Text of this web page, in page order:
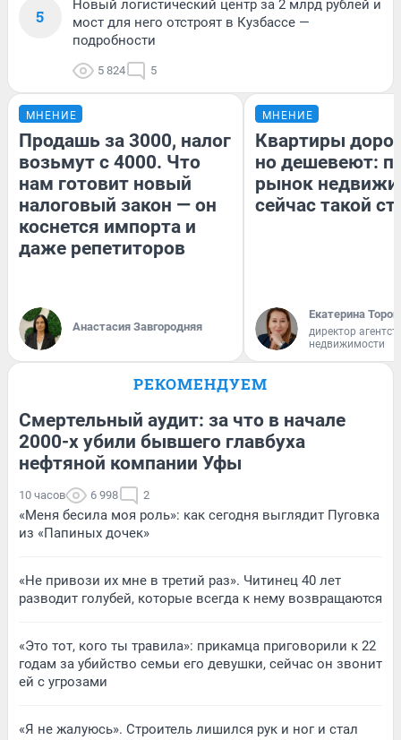
5
Новый логистический центр за 2 млрд рублей и
мост для него отстроят в Кузбассе —
подробности
5 824 5
МНЕНИЕ
Продашь за 3000, налог
возьмут с 4000. Что
нам готовит новый
налоговый закон — он
коснется импорта и
даже репетиторов
Анастасия Завгородняя
МНЕНИЕ
Квартиры
но дешевеют:
рынок
сейчас такой
Екатерина
директор
недвижимости
РЕКОМЕНДУЕМ
Смертельный аудит: за что в начале
2000-х убили бывшего главбуха
нефтяной компании Уфы
10 часов 6 998 2
«Меня бесила моя роль»: как сегодня выглядит Пуговка
из «Папиных дочек»
«Не привози их мне в третий раз». Читинец 40 лет
разводит голубей, которые всегда к нему возвращаются
«Это тот, кого ты травила»: прикамца приговорили к 22
годам за убийство семьи его девушки, сейчас он звонит
ей с угрозами
«Я не жалуюсь». Строитель лишился рук и ног и стал